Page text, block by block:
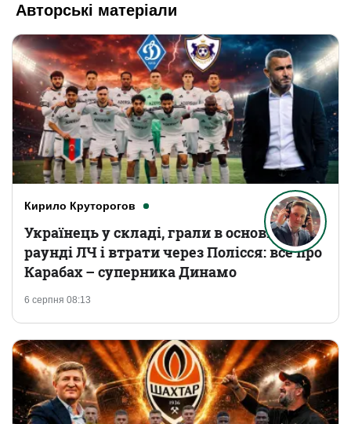
Авторські матеріали
Кирило Круторогов
6 серпня 08:13
Українець у складі, грали в основному
раунді ЛЧ і втрати через Полісся: все про
Карабах – суперника Динамо